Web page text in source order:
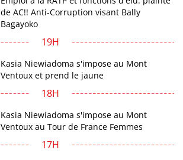
de AC!! Anti-Corruption visant Bally
Bagayoko
19H
Kasia Niewiadoma s'impose au Mont
Ventoux et prend le jaune
18H
Kasia Niewiadoma s'impose au Mont
Ventoux au Tour de France Femmes
17H